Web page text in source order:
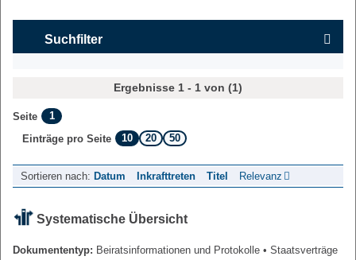
Suchfilter
Ergebnisse 1 - 1 von (1)
Seite
1
Einträge pro Seite
10 20 50
Sortieren nach: Datum Inkrafttreten Titel Relevanz
Systematische Übersicht
Dokumententyp: Beiratsinformationen und Protokolle • Staatsverträge